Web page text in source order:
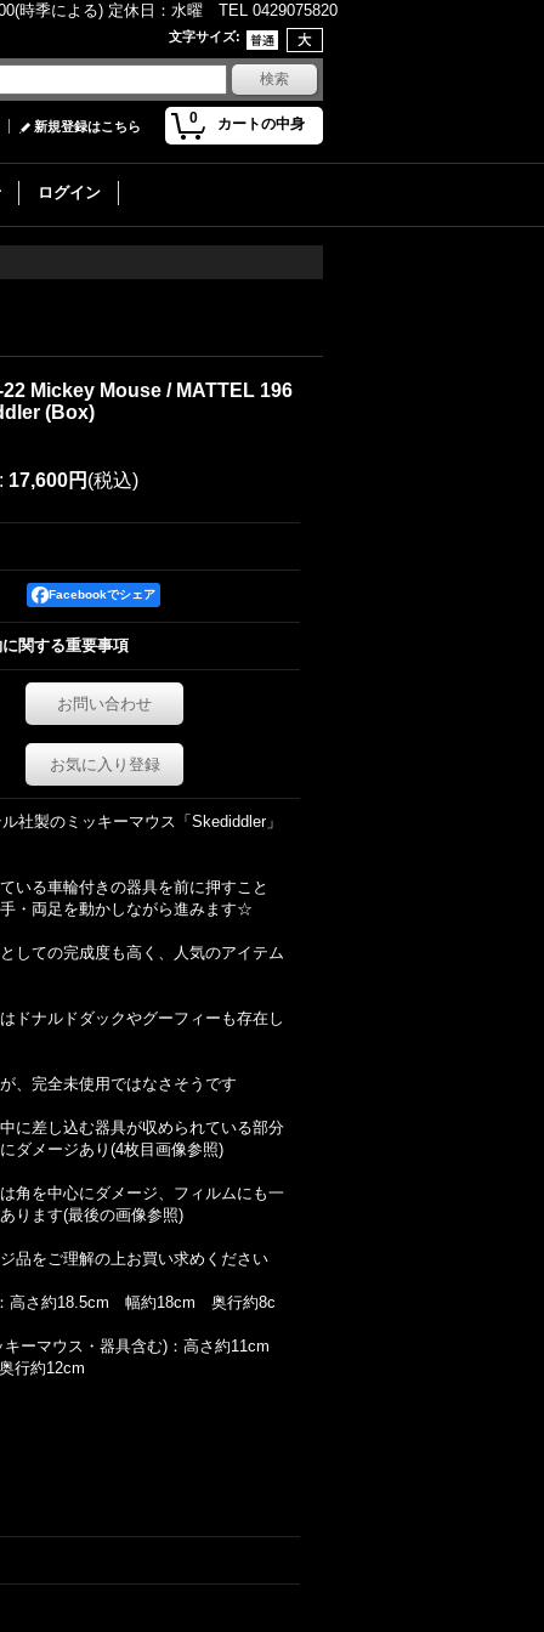
時季による) 定休日：水曜 TEL 0429075820
文字サイズ:
0 カートの中身
新規登録はこちら
ログイン
Mickey Mouse / MATTEL 196
(Box)
: 17,600円 (税込)
Facebookでシェア
関する重要事項
お問い合わせ
お気に入り登録
社製のミッキーマウス「Skediddler」
いる車輪付きの器具を前に押すこと
・両足を動かしながら進みます☆
しての完成度も高く、人気のアイテム
ドナルドダックやグーフィーも存在し
、完全未使用ではなさそうです
に差し込む器具が収められている部分
ダメージあり(4枚目画像参照)
角を中心にダメージ、フィルムにも一
ります(最後の画像参照)
品をご理解の上お買い求めください
高さ約18.5cm 幅約18cm 奥行約8c
キーマウス・器具含む)：高さ約11cm
行約12cm